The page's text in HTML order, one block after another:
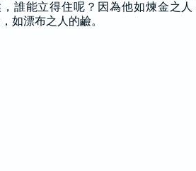
誰能立得住呢？因為他如煉金之人
如漂布之人的鹼。